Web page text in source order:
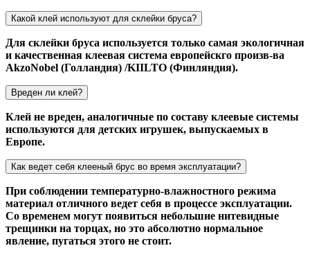
Какой клей используют для склейки бруса?
Для склейки бруса используется только самая экологичная
и качественная клеевая система европейскго произв-ва
AkzoNobel (Голландия) /KIILTO (Финляндия).
Вреден ли клей?
Клей не вреден, аналогичные по составу клеевые системы
используются для детских игрушек, выпускаемых в
Европе.
Как ведет себя клееный брус во время эксплуатации?
При соблюдении температурно-влажностного режима
материал отличного ведет себя в процессе эксплуатации.
Со временем могут появиться небольшие нитевидные
трещинки на торцах, но это абсолютно нормальное
явление, пугаться этого не стоит.